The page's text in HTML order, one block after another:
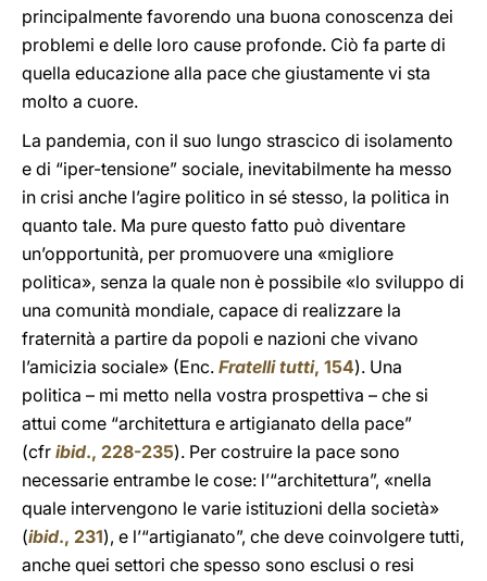
principalmente favorendo una buona conoscenza dei
problemi e delle loro cause profonde. Ciò fa parte di
quella educazione alla pace che giustamente vi sta
molto a cuore.
La pandemia, con il suo lungo strascico di isolamento
e di “iper-tensione” sociale, inevitabilmente ha messo
in crisi anche l’agire politico in sé stesso, la politica in
quanto tale. Ma pure questo fatto può diventare
un’opportunità, per promuovere una «migliore
politica», senza la quale non è possibile «lo sviluppo di
una comunità mondiale, capace di realizzare la
fraternità a partire da popoli e nazioni che vivano
l’amicizia sociale» (Enc. Fratelli tutti, 154). Una
politica – mi metto nella vostra prospettiva – che si
attui come “architettura e artigianato della pace”
(cfr ibid., 228-235). Per costruire la pace sono
necessarie entrambe le cose: l’“architettura”, «nella
quale intervengono le varie istituzioni della società»
(ibid., 231), e l’“artigianato”, che deve coinvolgere tutti,
anche quei settori che spesso sono esclusi o resi